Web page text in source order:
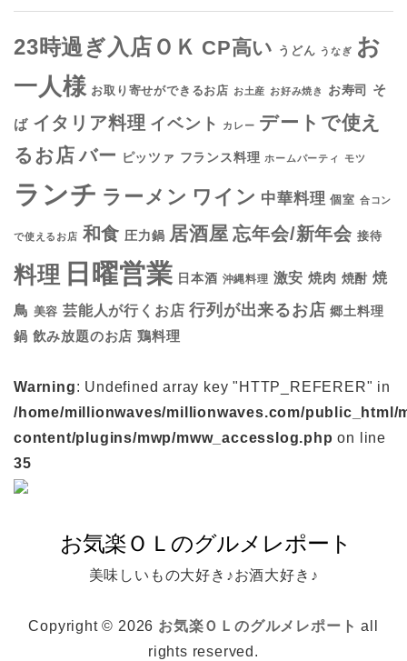
23時過ぎ入店ＯＫ CP高い うどん うなぎ お
一人様 お取り寄せができるお店 お土産 お好み焼き お寿司 そ
ば イタリア料理 イベント カレー デートで使え
るお店 バー ピッツァ フランス料理 ホームパーティ モツ
ランチ ラーメン ワイン 中華料理 個室 合コン
で使えるお店 和食 圧力鍋 居酒屋 忘年会/新年会 接待
料理 日曜営業 日本酒 沖縄料理 激安 焼肉 焼酎 焼
鳥 美容 芸能人が行くお店 行列が出来るお店 郷土料理
鍋 飲み放題のお店 鶏料理
Warning: Undefined array key "HTTP_REFERER" in
/home/millionwaves/millionwaves.com/public_html/
content/plugins/mwp/mww_accesslog.php on line
35
美味しいもの大好き♪お酒大好き♪
Copyright © 2026 お気楽ＯＬのグルメレポート all
rights reserved.